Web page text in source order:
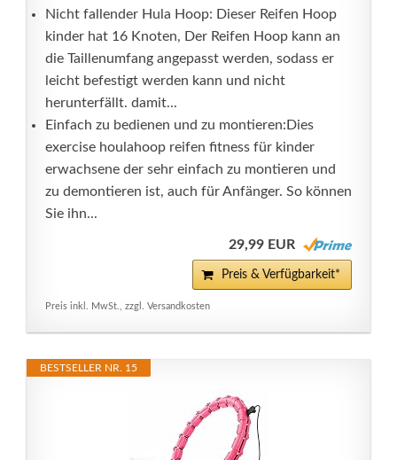
Nicht fallender Hula Hoop: Dieser Reifen Hoop
kinder hat 16 Knoten, Der Reifen Hoop kann an
die Taillenumfang angepasst werden, sodass er
leicht befestigt werden kann und nicht
herunterfällt. damit...
Einfach zu bedienen und zu montieren:Dies
exercise houlahoop reifen fitness für kinder
erwachsene der sehr einfach zu montieren und
zu demontieren ist, auch für Anfänger. So können
Sie ihn...
29,99 EUR
Preis & Verfügbarkeit*
Preis inkl. MwSt., zzgl. Versandkosten
BESTSELLER NR. 15